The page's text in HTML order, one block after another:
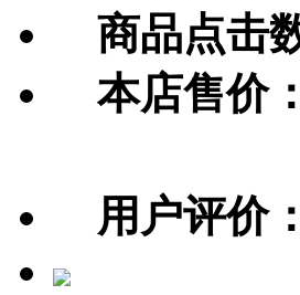
商品点击
本店售价：
用户评价：